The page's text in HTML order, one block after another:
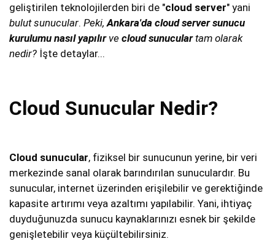
geliştirilen teknolojilerden biri de "cloud server" yani
bulut sunucular. Peki, Ankara'da cloud server sunucu
kurulumu nasıl yapılır ve cloud sunuculartam olarak
nedir? İşte detaylar...
Cloud Sunucular Nedir?
Cloud sunucular, fiziksel bir sunucunun yerine, bir veri
merkezinde sanal olarak barındırılan sunuculardır. Bu
sunucular, internet üzerinden erişilebilir ve gerektiğinde
kapasite artırımı veya azaltımı yapılabilir. Yani, ihtiyaç
duyduğunuzda sunucu kaynaklarınızı esnek bir şekilde
genişletebilir veya küçültebilirsiniz.